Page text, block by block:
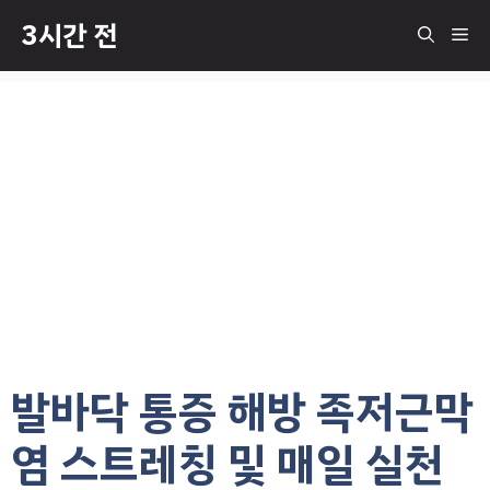
츠
3시간 전 메
발바닥 통증 해방 족저근막
염 스트레칭 및 매일 실천